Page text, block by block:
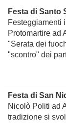
Festa di Santo
Festeggiamenti
Protomartire ad
"Serata dei
"scontro" dei
Festa di San
Nicolò Politi ad
tradizione si